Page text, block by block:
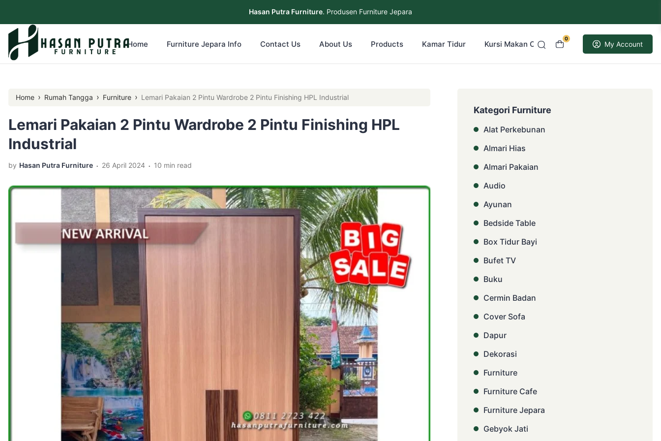
Hasan Putra Furniture. Produsen Furniture Jepara
0
My Account
Home Furniture Jepara Info Contact Us About Us Products Kamar Tidur Kursi Makan Cafe Resto Kusen Pintu Jati
Home › Rumah Tangga › Furniture › Lemari Pakaian 2 Pintu Wardrobe 2 Pintu Finishing HPL Industrial
Lemari Pakaian 2 Pintu Wardrobe 2 Pintu Finishing HPL
Industrial
by Hasan Putra Furniture . 26 April 2024 . 10 min read
Kategori Furniture
Alat Perkebunan
Almari Hias
Almari Pakaian
Audio
Ayunan
Bedside Table
Box Tidur Bayi
Bufet TV
Buku
Cermin Badan
Cover Sofa
Dapur
Dekorasi
Furniture
Furniture Cafe
Furniture Jepara
Gebyok Jati